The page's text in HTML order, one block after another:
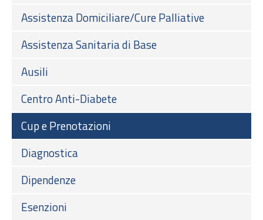
Assistenza Domiciliare/Cure Palliative
Assistenza Sanitaria di Base
Ausili
Centro Anti-Diabete
Cup e Prenotazioni
Diagnostica
Dipendenze
Esenzioni